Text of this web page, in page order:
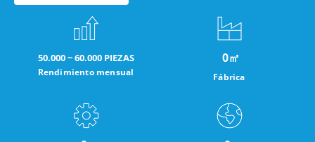
50.000 ~ 60.000 PIEZAS
Rendimiento mensual Fábrica
0㎡